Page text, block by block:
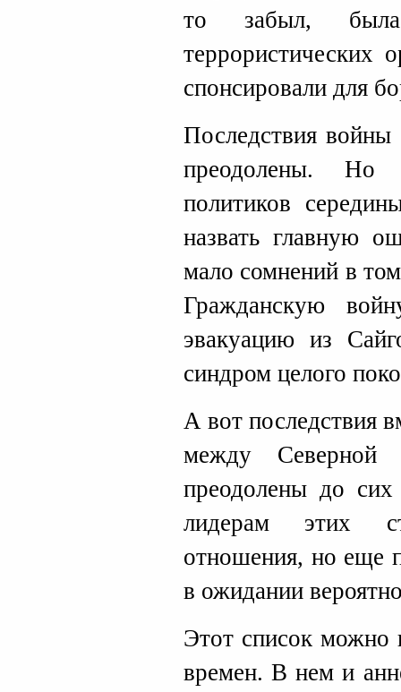
то забыл,
террористических
спонсировали для
Последствия
преодолены. Но
политиков
назвать главную
мало сомнений в
Гражданскую
эвакуацию из
синдром целого
А вот последствия
между
преодолены до
лидерам этих
отношения, но еще
в ожидании
Этот список можно
времен. В нем и